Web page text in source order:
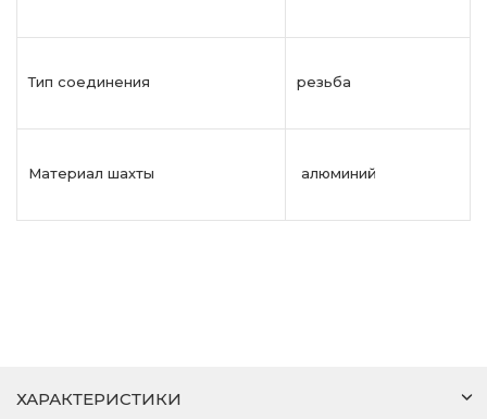
Тип соединения резьба
Материал шахты алюминий
ХАРАКТЕРИСТИКИ